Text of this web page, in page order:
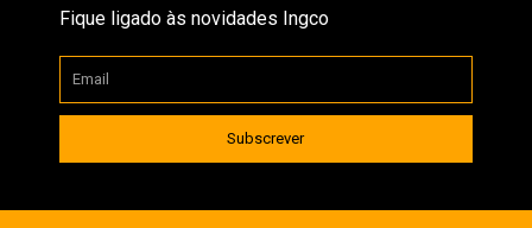
Fique ligado às novidades Ingco